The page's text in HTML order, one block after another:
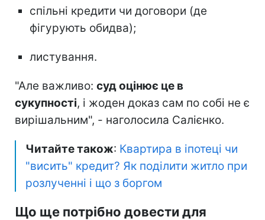
спільні кредити чи договори (де
фігурують обидва);
листування.
"Але важливо: суд оцінює це в
сукупності, і жоден доказ сам по собі не є
вирішальним", - наголосила Салієнко.
Читайте також: Квартира в іпотеці чи
"висить" кредит? Як поділити житло при
розлученні і що з боргом
Що ще потрібно довести для